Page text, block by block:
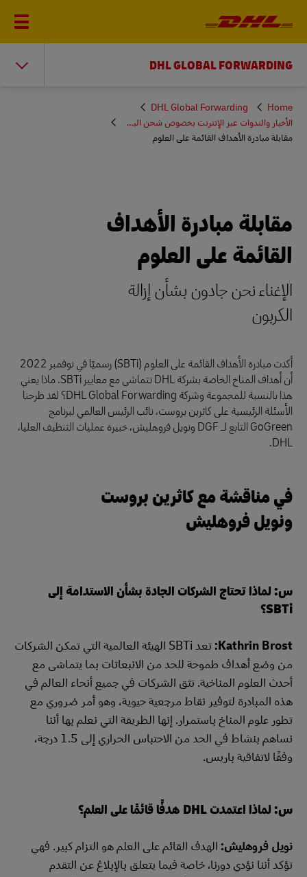
DHL GLOBAL FORWARDING
You
are
here
Home
DHL Global Forwarding
الأخبار والندوات عبر الإنترنت بخصوص شحن البضائع
مقابلة مبادرة الأهداف القائمة على العلوم
مقابلة مبادرة الأهداف
القائمة على العلوم
الإغناء نحن جادون بشأن إزالة
الكربون
أكدت مبادرة الأهداف القائمة على العلوم (SBTi) رسميًا في نوفمبر 2022
أن أهداف المناخ الخاصة بشركة DHL تتماشى مع معايير SBTi. ماذا يعني
هذا بالنسبة للمجموعة وشركة DHL Global Forwarding؟ لقد طرحنا
الأسئلة الرئيسية على كاثرين بروست، نائب الرئيس العالمي لبرنامج
GoGreen التابع لـ DGF ونويل فروهليش، خبيرة عمليات التنظيف العليا،
DHL.
في مناقشة مع كاثرين بروست
ونويل فروهليش
س: لماذا تحتاج الشركات الجادة بشأن الاستدامة إلى
SBTi؟
Kathrin Brost:
تعد SBTi الهيئة العالمية التي تمكن الشركات
من وضع أهداف طموحة للحد من الانبعاثات بما يتماشى مع
أحدث العلوم المناخية. تثق الشركات في جميع أنحاء العالم في
هذه المبادرة لتوفير نقاط مرجعية حيوية، وهو أمر ضروري مع
تطور علوم المناخ باستمرار. إنها الطريقة التي نعلم بها أننا
نساهم بنشاط في الحد من الاحتباس الحراري إلى 1.5 درجة،
وفقًا لاتفاقية باريس.
س: لماذا اعتمدت DHL هدفًا قائمًا على العلم؟
نويل فروهليش:الهدف القائم على العلم هو التزام كبير. فهي
تؤكد أننا نؤدي دورنا، خاصة فيما يتعلق بالإبلاغ عن التقدم